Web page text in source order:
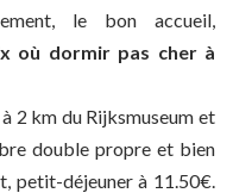
le bon accueil,
où dormir pas cher à
2 km du Rijksmuseum et
double propre et bien
petit-déjeuner à 11.50€.